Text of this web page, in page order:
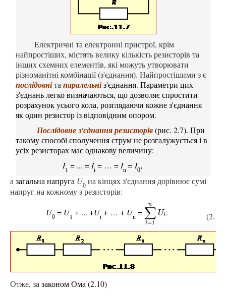
Електричні та електронні пристрої, крім
найпростіших, містять велику кількістьрезисторів та
інших схемних елементів, які можуть утворювати
різноманітні комбінації (з'єднання). Найпростішими з є
послідовніта паралельніз'єднання. Параметри цих
з'єднаньлегко визначаються, що дозволяє спростити
розрахунок усього кола, розглядаючи кожне з'єднання
як один резистор із відповідним опором.
Послідовнез'єднаннярезисторів(рис. 2.7). При
такому способі сполученняструм нерозгалужується і в
усіхрезисторахмає однакову величину:
I1 = ... = Ii = … = In = I0
,
а загальна напруга U0 на кінцях з'єднання дорівнює сумі
напруг на кожному з резисторів:
U0 = U1 + ... +Ui + … + Un = ∑
i=1
n
Ui
∑i = 1nU. (2.14)
Отже, за законом Ома (2.10)